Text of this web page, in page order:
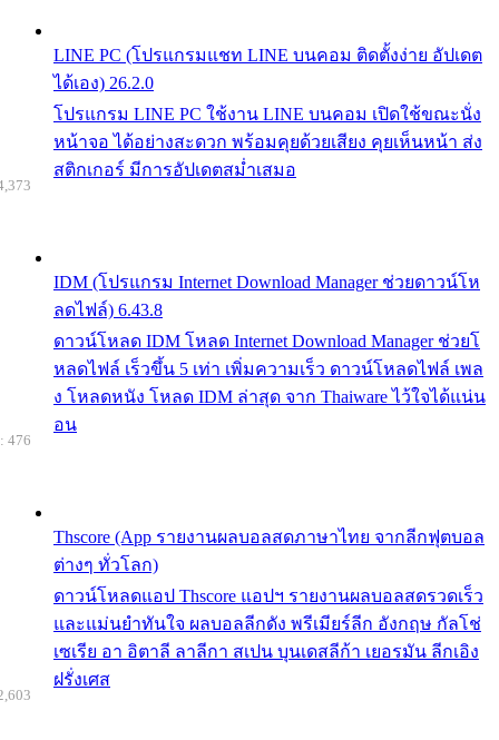
LINE PC (โปรแกรมแชท LINE บนคอม ติดตั้งง่าย อัปเดต
ได้เอง) 26.2.0
โปรแกรม LINE PC ใช้งาน LINE บนคอม เปิดใช้ขณะนั่ง
หน้าจอ ได้อย่างสะดวก พร้อมคุยด้วยเสียง คุยเห็นหน้า ส่ง
สติกเกอร์ มีการอัปเดตสม่ำเสมอ
IDM (โปรแกรม Internet Download Manager ช่วยดาวน์โห
ลดไฟล์) 6.43.8
ดาวน์โหลด IDM โหลด Internet Download Manager ช่วยโ
หลดไฟล์ เร็วขึ้น 5 เท่า เพิ่มความเร็ว ดาวน์โหลดไฟล์ เพล
ง โหลดหนัง โหลด IDM ล่าสุด จาก Thaiware ไว้ใจได้แน่น
อน
Thscore (App รายงานผลบอลสดภาษาไทย จากลีกฟุตบอล
ต่างๆ ทั่วโลก)
ดาวน์โหลดแอป Thscore แอปฯ รายงานผลบอลสดรวดเร็ว
และแม่นยำทันใจ ผลบอลลีกดัง พรีเมียร์ลีก อังกฤษ กัลโช่
เซเรีย อา อิตาลี ลาลีกา สเปน บุนเดสลีก้า เยอรมัน ลีกเอิง
ฝรั่งเศส
476